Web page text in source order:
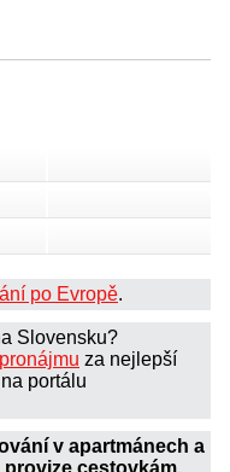
po Evropě.
Slovensku?
za nejlepší
portálu
v apartmánech a
cestovkám.